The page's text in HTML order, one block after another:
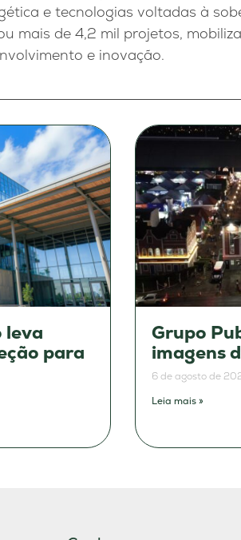
e tecnologias voltadas à
mais de 4,2 mil projetos,
e inovação.
leva
para
Grupo
imagens
6 de agosto de
Leia mais »